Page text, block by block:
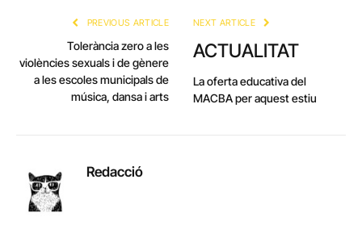
PREVIOUS ARTICLE
Tolerància zero a les
violències sexuals i de gènere
a les escoles municipals de
música, dansa i arts
NEXT ARTICLE
ACTUALITAT
La oferta educativa del
MACBA per aquest estiu
Redacció